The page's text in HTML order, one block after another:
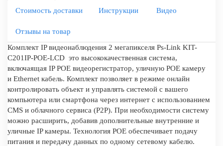
Стоимость доставки Инструкции Видео
Отзывы на товар
Комплект IP видеонаблюдения 2 мегапикселя Ps-Link KIT-
C201IP-POE-LCD это высококачественная система,
включаящая IP POE видеорегистратор, уличную POE камеру
и Ethernet кабель. Комплект позволяет в режиме онлайн
контролировать объект и управлять системой с вашего
компьютера или смартфона через интернет с использованием
CMS и облачного сервиса (P2P). При необходимости систему
можно расширить, добавив дополнительные внутренние и
уличные IP камеры. Технология POE обеспечивает подачу
питания и передачу данных по одному сетевому кабелю.